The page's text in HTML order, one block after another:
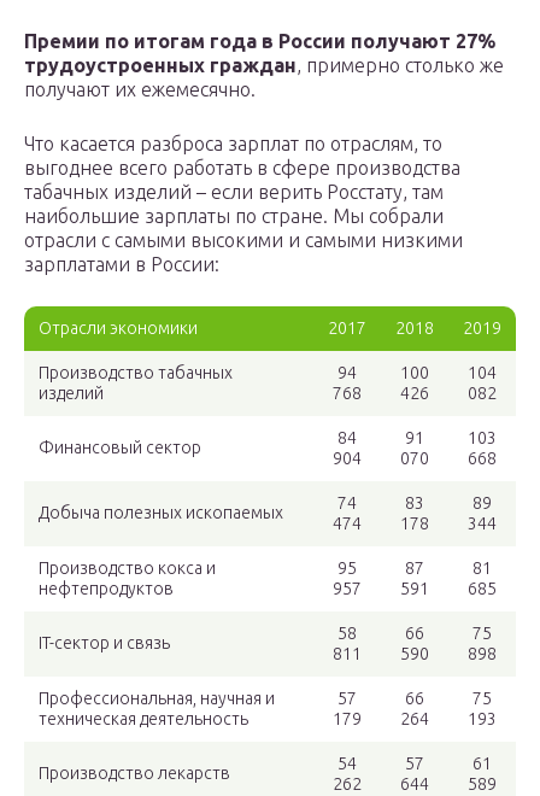
Премии по итогам года в России получают 27%
трудоустроенных граждан, примерно столько же
получают их ежемесячно.
Что касается разброса зарплат по отраслям, то
выгоднее всего работать в сфере производства
табачных изделий – если верить Росстату, там
наибольшие зарплаты по стране. Мы собрали
отрасли с самыми высокими и самыми низкими
зарплатами в России:
Отрасли экономики 2017 2018 2019
Производство табачных
изделий
94
768
100
426
104
082
Финансовый сектор
84
904
91
070
103
668
Добыча полезных ископаемых
74
474
83
178
89
344
Производство кокса и
нефтепродуктов
95
957
87
591
81
685
IT-сектор и связь
58
811
66
590
75
898
Профессиональная, научная и
техническая деятельность
57
179
66
264
75
193
Производство лекарств
54
262
57
644
61
589